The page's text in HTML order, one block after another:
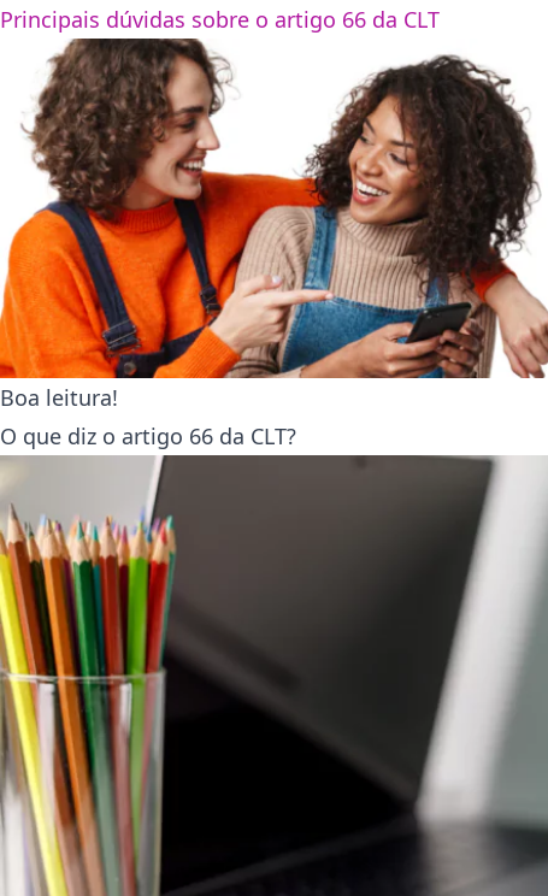
Principais dúvidas sobre o artigo 66 da CLT
Boa leitura!
O que diz o artigo 66 da CLT?